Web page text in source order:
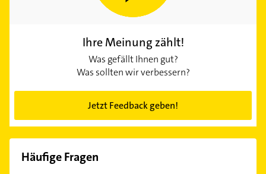
Ihre Meinung zählt!
Was gefällt Ihnen gut?
Was sollten wir verbessern?
Jetzt Feedback geben!
Häufige Fragen